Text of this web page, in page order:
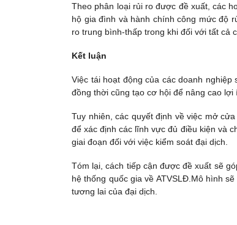
Theo phân loại rủi ro được đề xuất, các
hộ gia đình và hành chính công mức độ
ro trung bình-thấp trong khi đối với tất cả
Kết luận
Việc tái hoạt động của các doanh
đồng thời cũng tạo cơ hội để nâng cao lợi
Tuy nhiên, các quyết định về việc mở
để xác định các lĩnh vực đủ điều kiện và
giai đoạn đối với việc kiểm soát đại dịch.
Tóm lại, cách tiếp cận được đề xuất sẽ
hệ thống quốc gia về ATVSLĐ.Mô hình
tương lai của đại dịch.